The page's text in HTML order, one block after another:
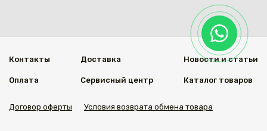
Контакты
Оплата
Доставка
Сервисный центр
Новости и статьи
Каталог товаров
Договор оферты Условия возврата обмена товара